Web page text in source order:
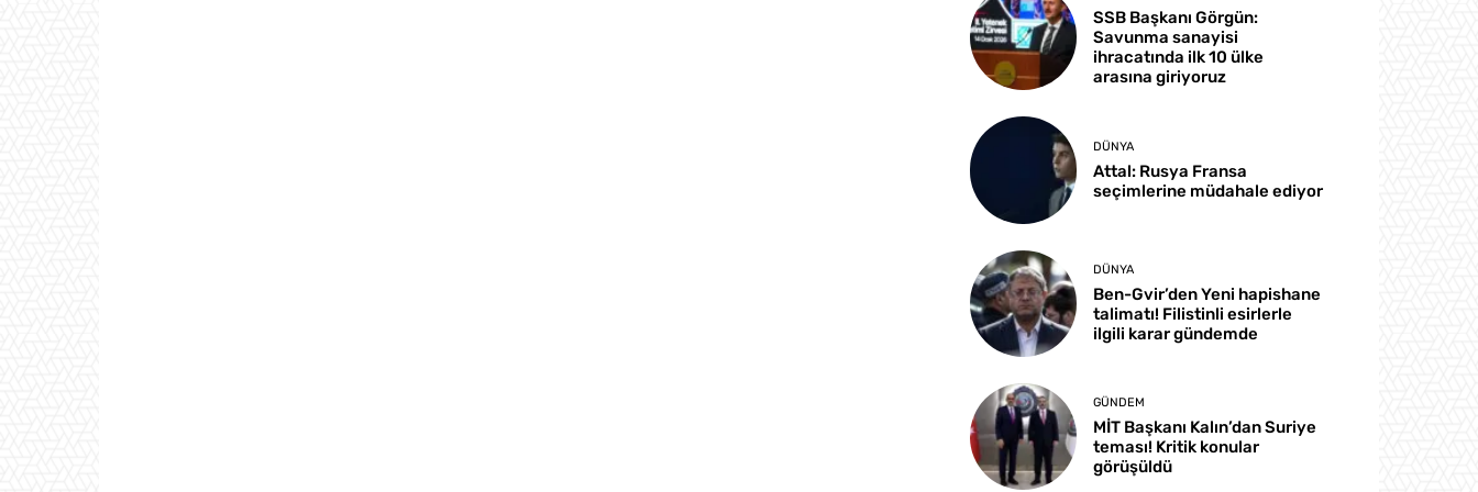
SSB Başkanı Görgün:
Savunma sanayisi
ihracatında ilk 10 ülke
arasına giriyoruz
DÜNYA
Attal: Rusya Fransa
seçimlerine müdahale ediyor
DÜNYA
Ben-Gvir’den Yeni hapishane
talimatı! Filistinli esirlerle
ilgili karar gündemde
GÜNDEM
MİT Başkanı Kalın’dan Suriye
teması! Kritik konular
görüşüldü